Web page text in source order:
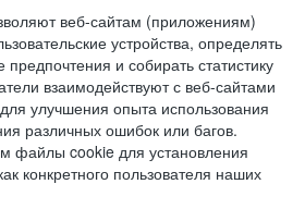
веб-сайтам (приложениям)
устройства, определять
предпочтения и собирать статистику
взаимодействуют с веб-сайтами
улучшения опыта использования
различных ошибок или багов.
файлы cookie для установления
конкретного пользователя наших